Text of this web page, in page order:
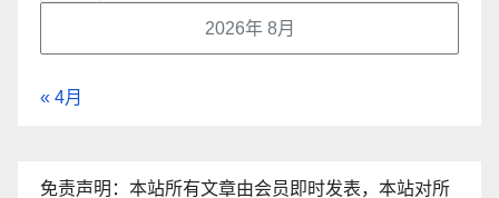
2026年 8月
« 4月
免责声明：本站所有文章由会员即时发表，本站对所